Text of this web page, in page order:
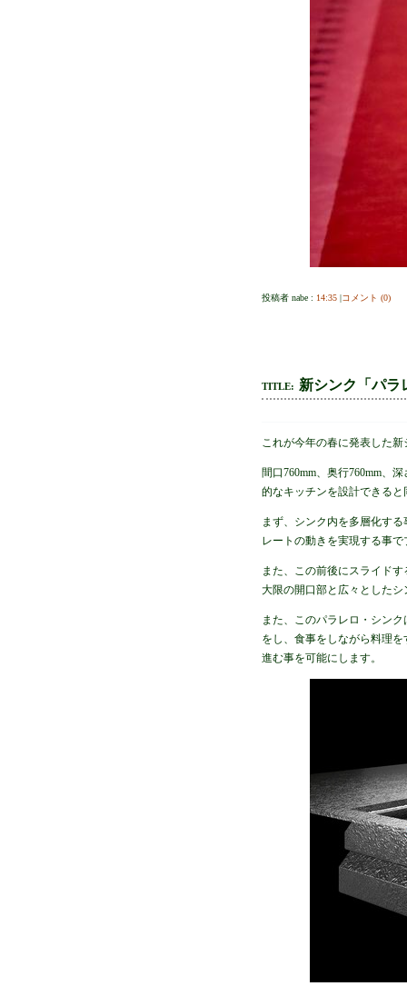
投稿者 nabe : 14:35 コメント (0)
TITLE: 新シンク「パラ
これが今年の春に発表した
間口760mm、奥行760mm、
的なキッチンを設計できる
まず、シンク内を多層化す
レートの動きを実現する事
また、この前後にスライド
大限の開口部と広々とした
また、このパラレロ・シン
をし、食事をしながら料理
進む事を可能にします。